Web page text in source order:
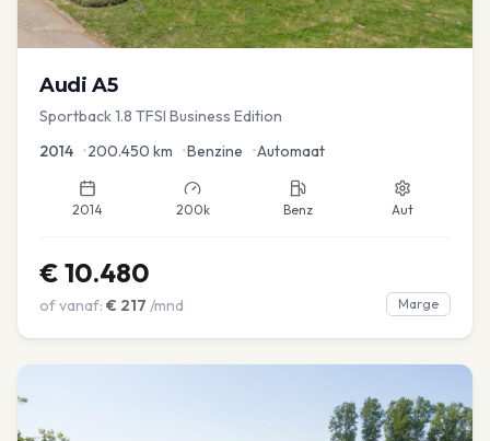
Audi A5
Sportback 1.8 TFSI Business Edition
2014 •200.450 km •Benzine •Automaat
2014 200k Benz Aut
€ 10.480
of vanaf: € 217 /mnd Marge